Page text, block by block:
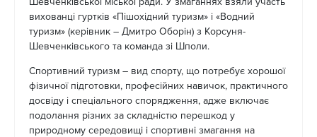
вихованці гуртків «Пішохідний туризм» і «Водний
туризм» (керівник – Дмитро Оборін) з Корсуня-
Шевченківського та команда зі Шполи.
Спортивний туризм – вид спорту, що потребує хорошої
фізичної підготовки, професійних навичок, практичного
досвіду і спеціального спорядження, адже включає
подолання різних за складністю перешкод у
природному середовищі і спортивні змагання на